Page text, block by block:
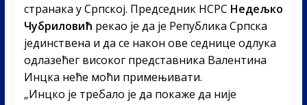
странака у Српској. Председник НСРС Недељко
Чубриловић рекао је да је Република Српска
јединствена и да се након ове седнице одлука
одлазећег високог представника Валентина
Инцка неће моћи примењивати.
„Инцко је требало је да покаже да није